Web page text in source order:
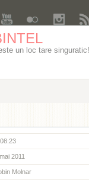
un loc tare singuratic!
08:23
2011
Molnar